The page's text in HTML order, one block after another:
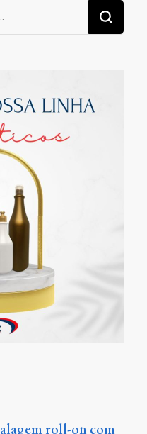
roll-on com